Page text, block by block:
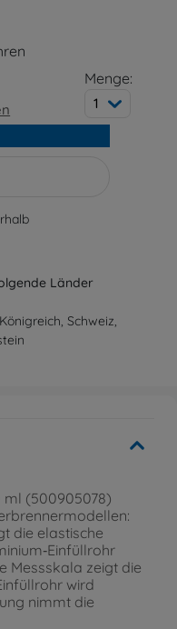
Menge:
1
Länder
Schweiz,
ml (500905078)
die elastische
Messskala zeigt die
wird
nimmt die